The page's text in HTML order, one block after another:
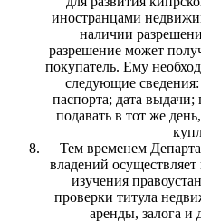
иностранцами
наличии
разрешение может
покупатель. Ему
следующие
паспорта; дата
подавать в тот же
Тем временем
владений
изучения
проверки титула
аренды, залога и